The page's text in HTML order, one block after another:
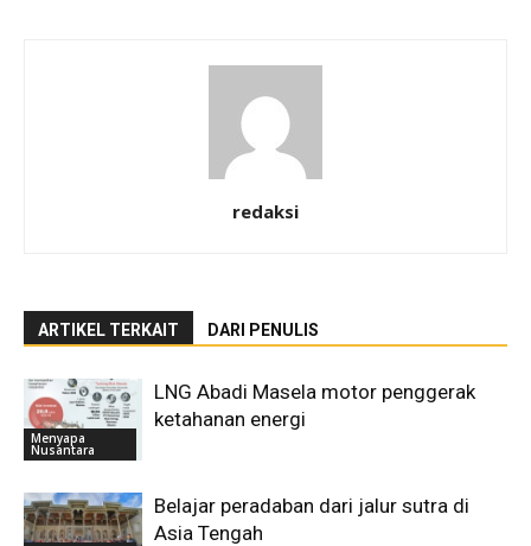
redaksi
ARTIKEL TERKAIT DARI PENULIS
Menyapa
Nusantara
LNG Abadi Masela motor penggerak
ketahanan energi
Belajar peradaban dari jalur sutra di
Asia Tengah